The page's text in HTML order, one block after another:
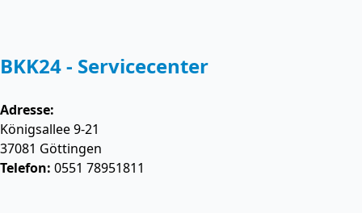
BKK24 - Servicecenter
Adresse:
Königsallee 9-21
37081 Göttingen
Telefon: 0551 78951811